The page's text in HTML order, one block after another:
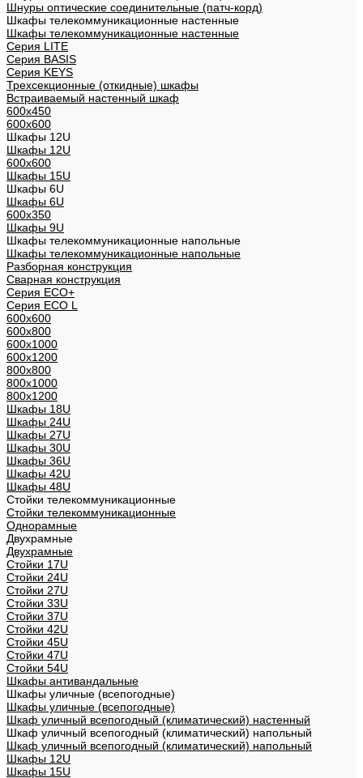
Шнуры оптические соединительные (патч-корд)
Шкафы телекоммуникационные настенные
Шкафы телекоммуникационные настенные
Cерия LITE
Cерия BASIS
Cерия KEYS
Трехсекционные (откидные) шкафы
Встраиваемый настенный шкаф
600x450
600x600
Шкафы 12U
Шкафы 12U
600x600
Шкафы 15U
Шкафы 6U
Шкафы 6U
600x350
Шкафы 9U
Шкафы телекоммуникационные напольные
Шкафы телекоммуникационные напольные
Разборная конструкция
Сварная конструкция
Серия ECO+
Серия ECO L
600x600
600x800
600х1000
600х1200
800x800
800х1000
800х1200
Шкафы 18U
Шкафы 24U
Шкафы 27U
Шкафы 30U
Шкафы 36U
Шкафы 42U
Шкафы 48U
Стойки телекоммуникационные
Стойки телекоммуникационные
Однорамные
Двухрамные
Двухрамные
Стойки 17U
Стойки 24U
Стойки 27U
Стойки 33U
Стойки 37U
Стойки 42U
Стойки 45U
Стойки 47U
Стойки 54U
Шкафы антивандальные
Шкафы уличные (всепогодные)
Шкафы уличные (всепогодные)
Шкаф уличный всепогодный (климатический) настенный
Шкаф уличный всепогодный (климатический) напольный
Шкаф уличный всепогодный (климатический) напольный
Шкафы 12U
Шкафы 15U